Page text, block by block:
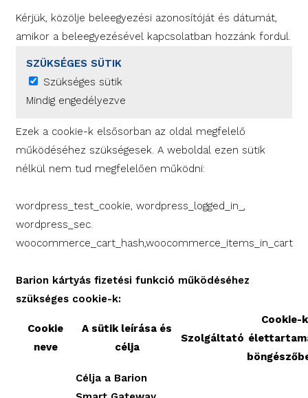
Kérjük, közölje beleegyezési azonosítóját és dátumát,
amikor a beleegyezésével kapcsolatban hozzánk fordul.
SZÜKSÉGES SÜTIK
Szükséges sütik
Mindig engedélyezve
Ezek a cookie-k elsősorban az oldal megfelelő
működéséhez szükségesek. A weboldal ezen sütik
nélkül nem tud megfelelően működni:
wordpress_test_cookie, wordpress_logged_in_,
wordpress_sec.
woocommerce_cart_hash,woocommerce_items_in_cart
Barion kártyás fizetési funkció működéséhez
szükséges cookie-k:
Cookie
neve
A sütik leírása és
célja
Szolgáltató
Cookie-k
Célja a Barion